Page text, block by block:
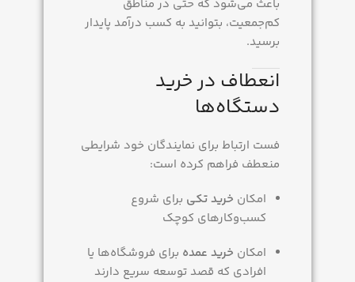
باعث می‌شود که حتی در مناطق
کم‌جمعیت، بتوانید به کسب درآمد پایدار
برسید.
انعطاف در خرید
دستگاه‌ها
فست ارتباط برای نمایندگان خود شرایطی
منعطف فراهم کرده است:
امکان خرید تکی برای شروع
کسب‌وکارهای کوچک
امکان خرید عمده برای فروشگاه‌ها یا
افرادی که قصد توسعه سریع دارند